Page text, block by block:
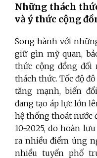
Những thách
và ý thức cộng
Song hành với
giữ gìn mỹ quan,
thức cộng đồng
thách thức. Tốc độ
tăng mạnh, biến
đang tạo áp lực lớn
hệ thống thoát nước
10-2025, do hoàn
ra nhiều điểm úng
nhiều tuyến phố